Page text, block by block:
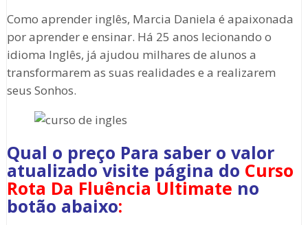
Como aprender inglês, Marcia Daniela é apaixonada
por aprender e ensinar. Há 25 anos lecionando o
idioma Inglês, já ajudou milhares de alunos a
transformarem as suas realidades e a realizarem
seus Sonhos.
Qual o preço Para saber o valor
atualizado visite página do Curso
Rota Da Fluência Ultimate no
botão abaixo: